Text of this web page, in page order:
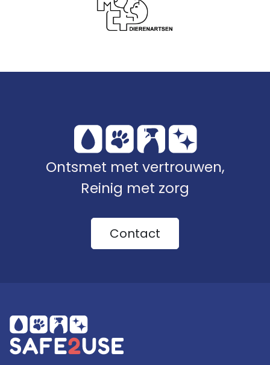
Ontsmet met vertrouwen,
Reinig met zorg
Contact